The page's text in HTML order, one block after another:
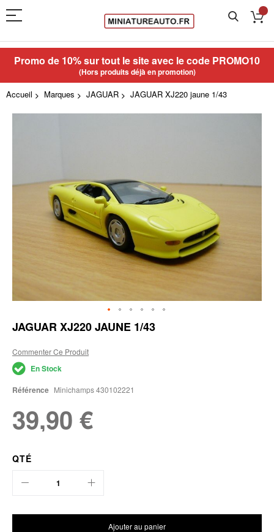
Promo de 10% sur tout le site avec le code PROMO10
(Hors produits déjà en promotion)
Accueil Marques JAGUAR JAGUAR XJ220 jaune 1/43
images
Skip
to
beginning
of
the
images
gallery
JAGUAR XJ220 JAUNE 1/43
Commenter Ce Produit
En Stock
Référence Minichamps 430102221
39,90 €
QTÉ
Ajouter au panier